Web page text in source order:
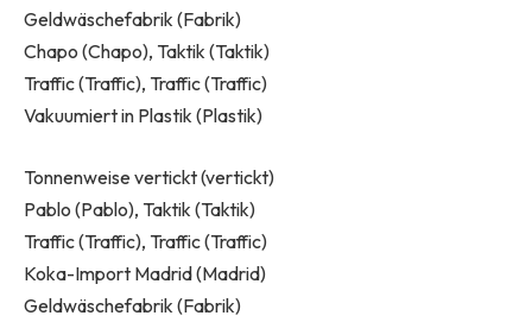
Geldwäschefabrik (Fabrik)
Chapo (Chapo), Taktik (Taktik)
Traffic (Traffic), Traffic (Traffic)
Vakuumiert in Plastik (Plastik)
Tonnenweise vertickt (vertickt)
Pablo (Pablo), Taktik (Taktik)
Traffic (Traffic), Traffic (Traffic)
Koka-Import Madrid (Madrid)
Geldwäschefabrik (Fabrik)